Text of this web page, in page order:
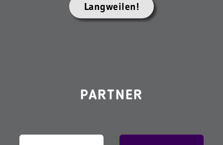
Langweilen!
PARTNER